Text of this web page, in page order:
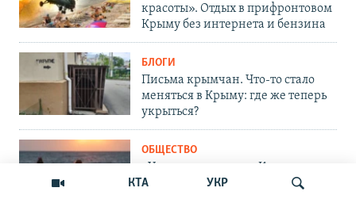
КТА УКР
красоты». Отдых в прифронтовом
Крыму без интернета и бензина
БЛОГИ
Письма крымчан. Что-то стало
меняться в Крыму: где же теперь
укрыться?
ОБЩЕСТВО
«Угроз не видим»: в Крым на
отдых и оздоровление завезут